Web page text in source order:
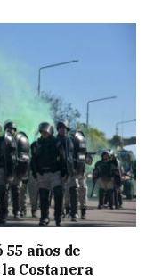
años de
Costanera